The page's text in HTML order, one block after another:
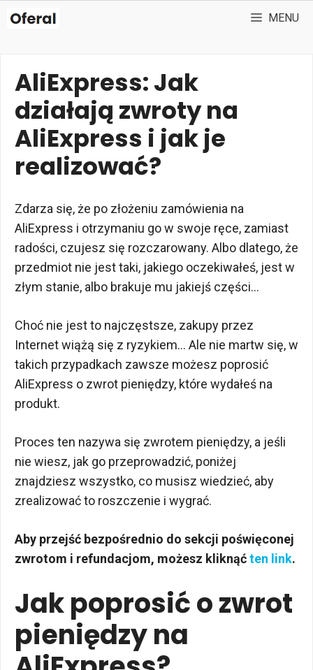
Przejdź
do
MENU
AliExpress: Jak
działają zwroty na
AliExpress i jak je
realizować?
Zdarza się, że po złożeniu zamówienia na
AliExpress i otrzymaniu go w swoje ręce, zamiast
radości, czujesz się rozczarowany. Albo dlatego, że
przedmiot nie jest taki, jakiego oczekiwałeś, jest w
złym stanie, albo brakuje mu jakiejś części…
Choć nie jest to najczęstsze, zakupy przez
Internet wiążą się z ryzykiem… Ale nie martw się, w
takich przypadkach zawsze możesz poprosić
AliExpress o zwrot pieniędzy, które wydałeś na
produkt.
Proces ten nazywa się zwrotem pieniędzy, a jeśli
nie wiesz, jak go przeprowadzić, poniżej
znajdziesz wszystko, co musisz wiedzieć, aby
zrealizować to roszczenie i wygrać.
Aby przejść bezpośrednio do sekcji poświęconej
zwrotom i refundacjom, możesz kliknąćten link.
Jak poprosić o zwrot
pieniędzy na